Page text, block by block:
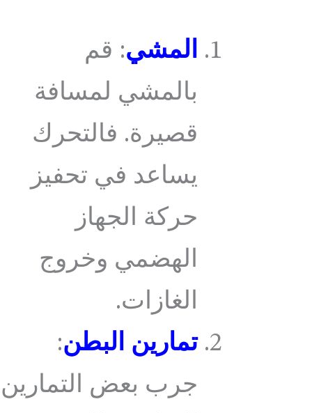
المشي: قم
بالمشي لمسافة
قصيرة. فالتحرك
يساعد في تحفيز
حركة الجهاز
الهضمي وخروج
الغازات.
تمارين البطن:
جرب بعض التمارين